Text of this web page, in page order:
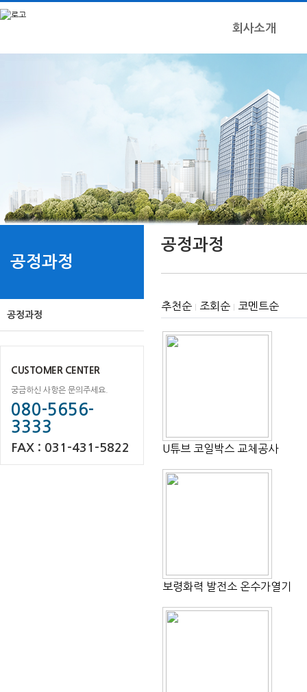
회사소개
공정과정
공정과정
CUSTOMER CENTER
궁금하신 사항은 문의주세요.
080-5656-
3333
FAX : 031-431-5822
공정과정
추천순 조회순 코멘트순
U튜브 코일박스 교체공사
보령화력 발전소 온수가열기